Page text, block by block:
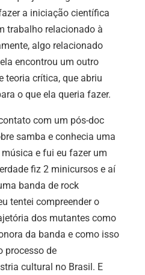
a iniciação científica
trabalho relacionado à
algo relacionado
encontrou um outro
teoria crítica, que abriu
o que ela queria fazer.
com um pós-doc
samba e conhecia uma
e fui eu fazer um
fiz 2 minicursos e aí
banda de rock
tentei compreender o
dos mutantes como
da banda e como isso
processo de
cultural no Brasil. E